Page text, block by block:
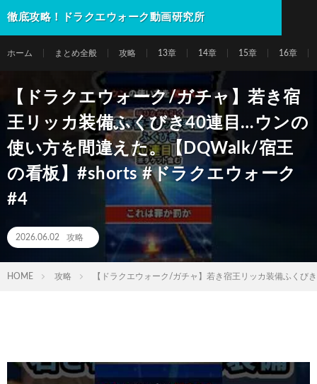
徹底攻略！ドラクエウォーク動画研究所
ホーム まとめ全般 攻略 13章 14章 15章 16章
【ドラクエウォーク/ガチャ】若き宿
王リッカ装備ふくびき40連目…ウンの
使い方を間違えた。【DQWalk/宿王
の看板】#shorts #ドラクエウォーク
#4
2026.06.02 攻略
HOME 攻略 【ドラクエウォーク/ガチャ】若き宿王リッカ装備ふく